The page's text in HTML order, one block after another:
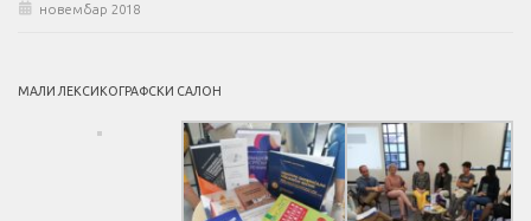
новембар 2018
МАЛИ ЛЕКСИКОГРАФСКИ САЛОН